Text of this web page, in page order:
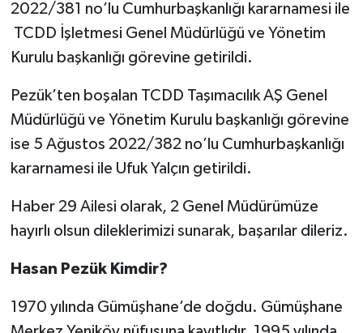
2022/381 no’lu Cumhurbaşkanlığı kararnamesi ile
TCDD İşletmesi Genel Müdürlüğü ve Yönetim
Kurulu başkanlığı görevine getirildi.
Pezük’ten boşalan TCDD Taşımacılık AŞ Genel
Müdürlüğü ve Yönetim Kurulu başkanlığı görevine
ise 5 Ağustos 2022/382 no’lu Cumhurbaşkanlığı
kararnamesi ile Ufuk Yalçın getirildi.
Haber 29 Ailesi olarak, 2 Genel Müdürümüze
hayırlı olsun dileklerimizi sunarak, başarılar dileriz.
Hasan Pezük Kimdir?
1970 yılında Gümüşhane’de doğdu. Gümüşhane